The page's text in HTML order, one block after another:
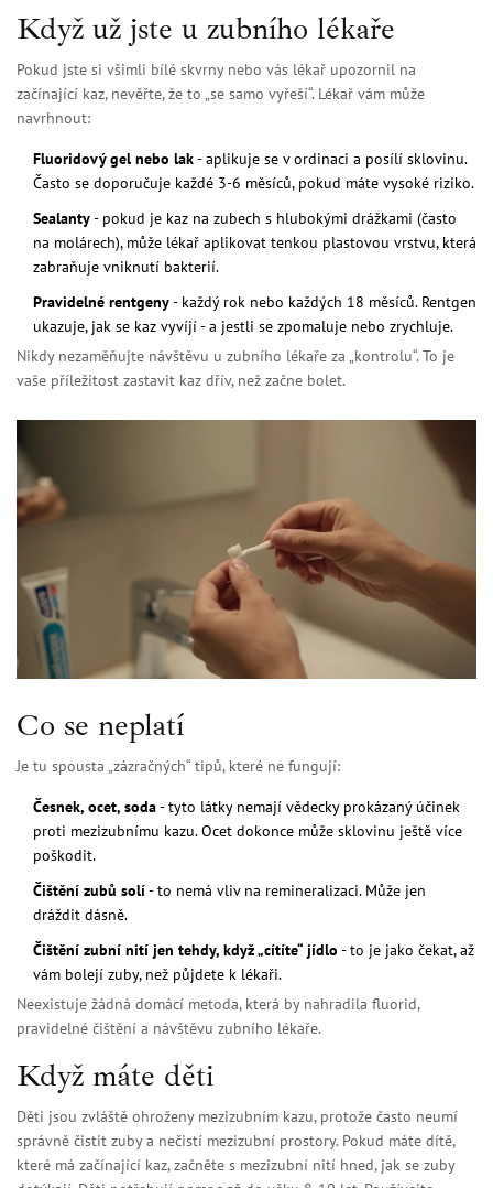
Když už jste u zubního lékaře
Pokud jste si všimli bílé skvrny nebo vás lékař upozornil na
začínající kaz, nevěřte, že to „se samo vyřeší“. Lékař vám může
navrhnout:
Fluoridový gel nebo lak- aplikuje se v ordinaci a posílí sklovinu.
Často se doporučuje každé 3-6 měsíců, pokud máte vysoké riziko.
Sealanty- pokud je kaz na zubech s hlubokými drážkami (často
na molárech), může lékař aplikovat tenkou plastovou vrstvu, která
zabraňuje vniknutí bakterií.
Pravidelné rentgeny- každý rok nebo každých 18 měsíců. Rentgen
ukazuje, jak se kaz vyvíjí - a jestli se zpomaluje nebo zrychluje.
Nikdy nezaměňujte návštěvu u zubního lékaře za „kontrolu“. To je
vaše příležitost zastavit kaz dřív, než začne bolet.
Co se neplatí
Je tu spousta „zázračných“ tipů, které ne fungují:
Česnek, ocet, soda- tyto látky nemají vědecky prokázaný účinek
proti mezizubnímu kazu. Ocet dokonce může sklovinu ještě více
poškodit.
Čištění zubů solí- to nemá vliv na remineralizaci. Může jen
dráždit dásně.
Čištění zubní nití jen tehdy, když „cítíte“ jídlo - to je jako čekat, až
vám bolejí zuby, než půjdete k lékaři.
Neexistuje žádná domácí metoda, která by nahradila fluorid,
pravidelné čištění a návštěvu zubního lékaře.
Když máte děti
Děti jsou zvláště ohroženy mezizubním kazu, protože často neumí
správně čistit zuby a nečistí mezizubní prostory. Pokud máte dítě,
které má začínající kaz, začněte s mezizubní nití hned, jak se zuby